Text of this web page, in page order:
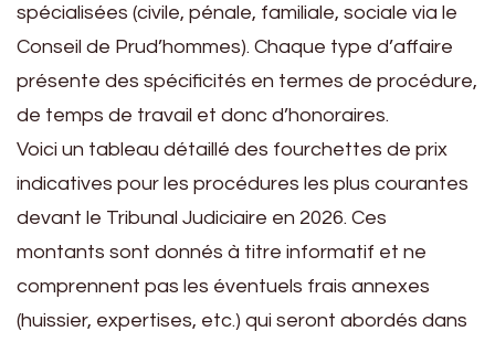
spécialisées (civile, pénale, familiale, sociale via le
Conseil de Prud’hommes). Chaque type d’affaire
présente des spécificités en termes de procédure,
de temps de travail et donc d’honoraires.
Voici un tableau détaillé des fourchettes de prix
indicatives pour les procédures les plus courantes
devant le Tribunal Judiciaire en 2026. Ces
montants sont donnés à titre informatif et ne
comprennent pas les éventuels frais annexes
(huissier, expertises, etc.) qui seront abordés dans